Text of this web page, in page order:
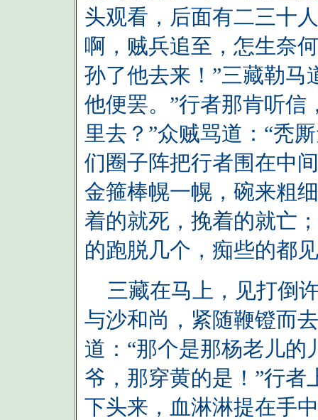
头观看，后面有二三十
啊，贼兵追至，怎生奈
孙了他去来！”三藏勒马
他便罢。”行者那肯听信
里去？”众贼骂道：“秃
们圈子阵把行者围在中
金箍棒幌一幌，碗来粗
着的就死，挽着的就亡
的跑脱几个，痴些的都
三藏在马上，见打倒
与沙和尚，紧随鞭镫而
道：“那个是那杨老儿的
爷，那穿黄的是！”行
下头来，血淋淋提在手